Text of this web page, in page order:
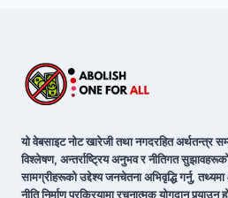
यो वेबसाइट नोट खारेजी तथा नगदरहित अर्थतन्त्र
विश्लेषण, अन्तर्राष्ट्रिय अनुभव र नीतिगत
सामग्रीहरूको उद्देश्य जनचेतना अभिवृद्धि गर्नु,
नीति निर्माण प्रक्रियामा रचनात्मक योगदान पुर्‍याउनु